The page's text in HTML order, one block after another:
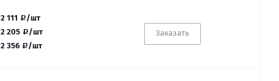
2 111 /шт
2 205 /шт
2 356 /шт
Заказать